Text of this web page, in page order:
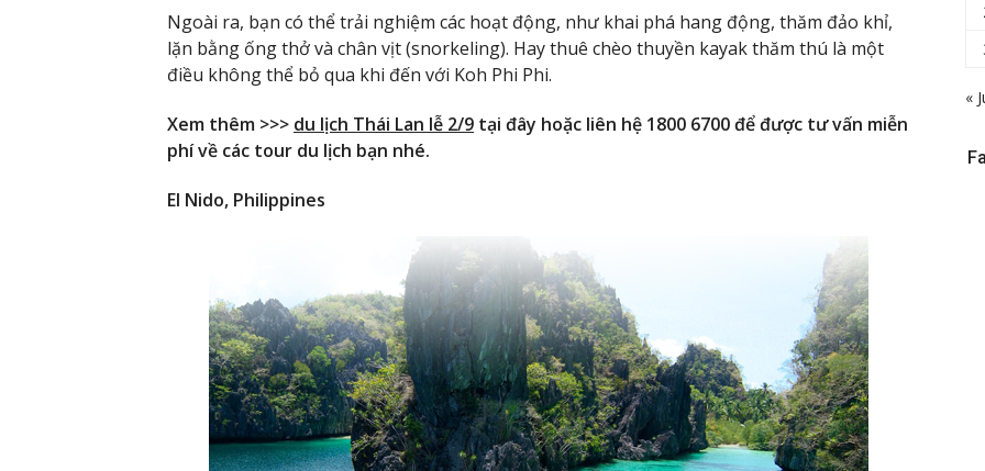
Ngoài ra, bạn có thể trải nghiệm các hoạt động, như khai phá hang động, thăm đảo khỉ,
lặn bằng ống thở và chân vịt (snorkeling). Hay thuê chèo thuyền kayak thăm thú là một
điều không thể bỏ qua khi đến với Koh Phi Phi.
Xem thêm >>> du lịch Thái Lan lễ 2/9 tại đây hoặc liên hệ 1800 6700 để được tư vấn miễn
phí về các tour du lịch bạn nhé.
El Nido, Philippines
«